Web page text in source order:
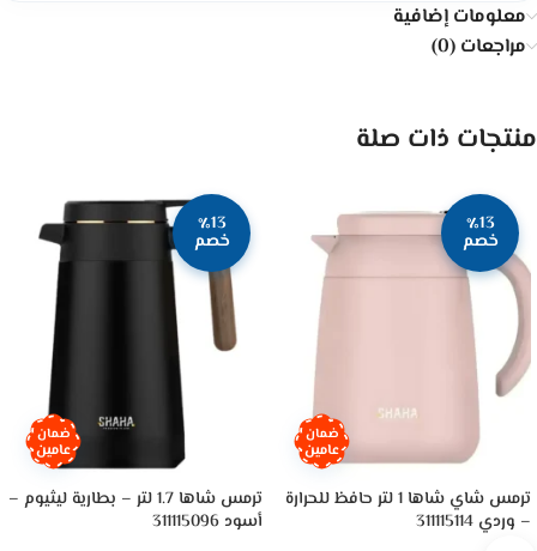
معلومات إضافية
مراجعات (0)
منتجات ذات صلة
٪13
خصم
ضمان
عامين
ترمس شاي شاها 1 لتر حافظ للحرارة
– وردي 311115114
٪13
خصم
ضمان
عامين
ترمس شاها 1.7 لتر – بطارية ليثيوم –
أسود 311115096